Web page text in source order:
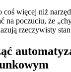
coś więcej niż
na poczuciu, że
rzeczywisty